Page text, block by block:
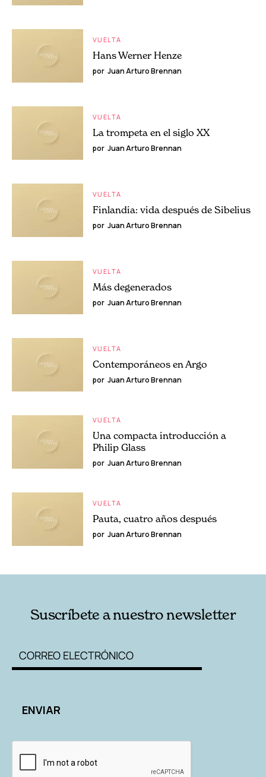
VUELTA
Hans Werner Henze
por Juan Arturo Brennan
VUELTA
La trompeta en el siglo XX
por Juan Arturo Brennan
VUELTA
Finlandia: vida después de Sibelius
por Juan Arturo Brennan
VUELTA
Más degenerados
por Juan Arturo Brennan
VUELTA
Contemporáneos en Argo
por Juan Arturo Brennan
VUELTA
Una compacta introducción a
Philip Glass
por Juan Arturo Brennan
VUELTA
Pauta, cuatro años después
por Juan Arturo Brennan
Suscríbete a nuestro newsletter